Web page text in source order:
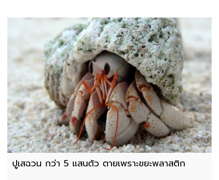
ปูเสฉวน กว่า 5 แสนตัว ตายเพราะขยะพลาสติก